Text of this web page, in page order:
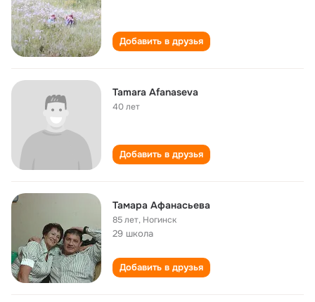
Добавить в друзья
Tamara Afanaseva
40 лет
Добавить в друзья
Тамара Афанасьева
85 лет, Ногинск
29 школа
Добавить в друзья